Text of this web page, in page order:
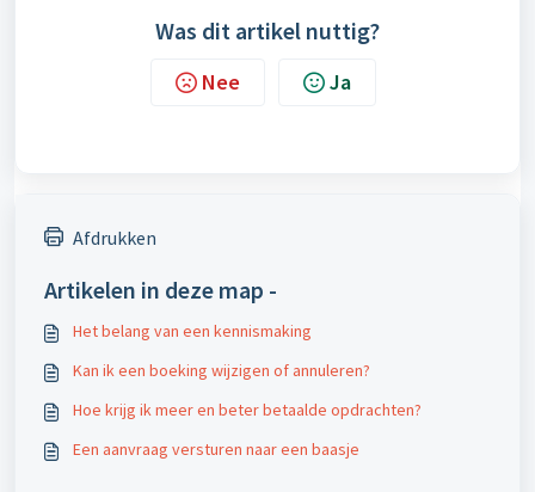
Was dit artikel nuttig?
Nee Ja
Afdrukken
Artikelen in deze map -
Het belang van een kennismaking
Kan ik een boeking wijzigen of annuleren?
Hoe krijg ik meer en beter betaalde opdrachten?
Een aanvraag versturen naar een baasje